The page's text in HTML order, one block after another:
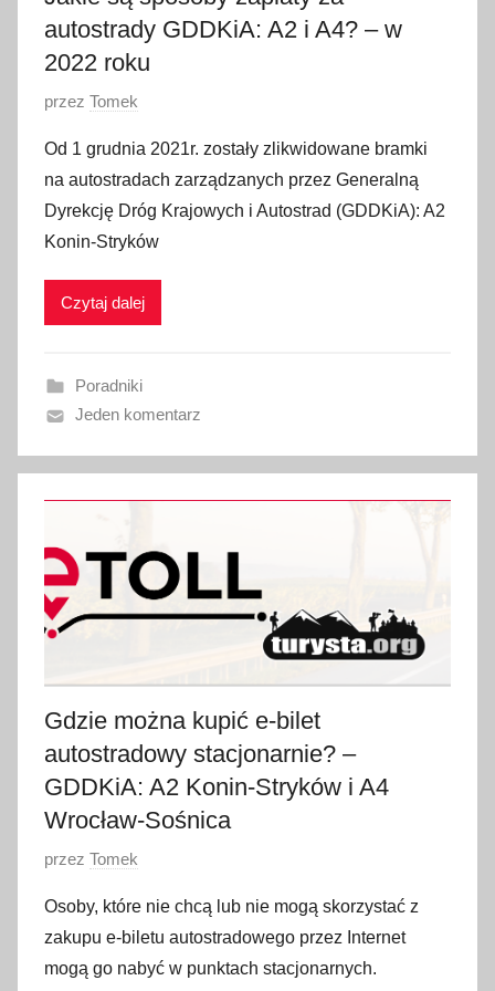
autostrady GDDKiA: A2 i A4? – w
2022 roku
O
u
b
l
i
w
n
o
1
s
y
c
z
2
0
2
2
przez Tomek
Od 1 grudnia 2021r. zostały zlikwidowane bramki
na autostradach zarządzanych przez Generalną
Dyrekcję Dróg Krajowych i Autostrad (GDDKiA): A2
Konin-Stryków
Czytaj dalej
Poradniki
Jeden komentarz
Gdzie można kupić e-bilet
autostradowy stacjonarnie? –
GDDKiA: A2 Konin-Stryków i A4
Wrocław-Sośnica
O
u
b
l
przez Tomek
Osoby, które nie chcą lub nie mogą skorzystać z
zakupu e-biletu autostradowego przez Internet
mogą go nabyć w punktach stacjonarnych.